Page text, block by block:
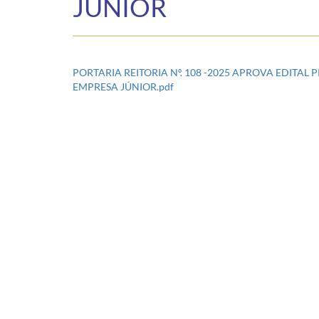
JÚNIOR
PORTARIA REITORIA Nº. 108 -2025 APROVA EDITAL
EMPRESA JÚNIOR.pdf